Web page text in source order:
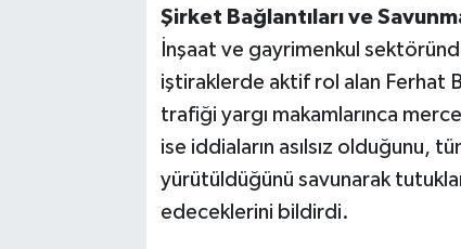
Şirket Bağlantıları ve
İnşaat ve gayrimenkul
iştiraklerde aktif rol alan Ferhat
trafiği yargı makamlarınca
ise iddiaların asılsız olduğunu,
yürütüldüğünü savunarak
edeceklerini bildirdi.